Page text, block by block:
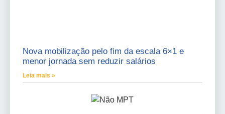
Nova mobilização pelo fim da escala 6×1 e
menor jornada sem reduzir salários
Leia mais »